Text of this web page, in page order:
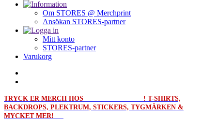
Om STORES @ Merchprint
Ansökan STORES-partner
Mitt konto
STORES-partner
Varukorg
TRYCK ER MERCH HOS
! T-SHIRTS,
BACKDROPS, PLEKTRUM, STICKERS, TYGMÄRKEN &
MYCKET MER!